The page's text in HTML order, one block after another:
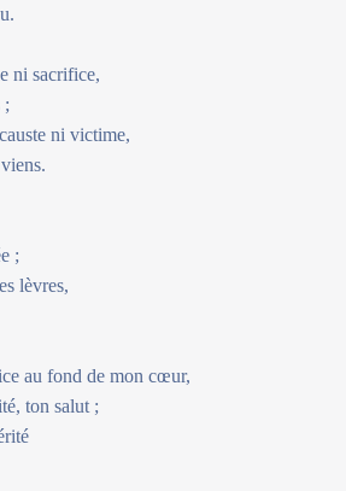
ni sacrifice,
;
ni victime,
;
lèvres,
au fond de mon cœur,
ton salut ;